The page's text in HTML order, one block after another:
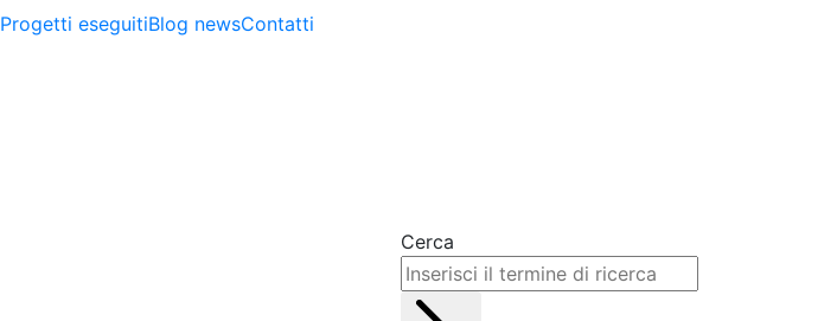
Progetti eseguitiBlog newsContatti
Cerca